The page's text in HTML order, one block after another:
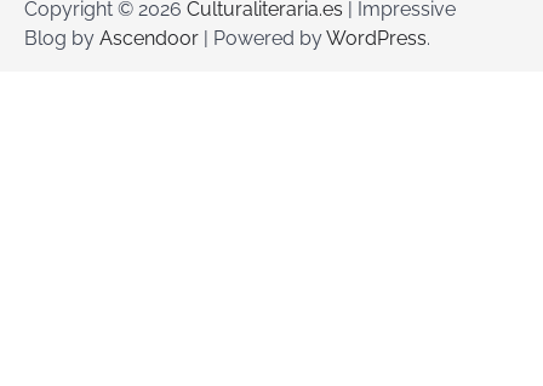
Copyright © 2026 Culturaliteraria.es | Impressive
Blog by Ascendoor | Powered byWordPress.